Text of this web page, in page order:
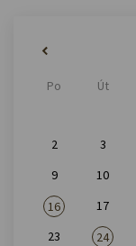
Po Út
2
3
9
10
16
17
23
24